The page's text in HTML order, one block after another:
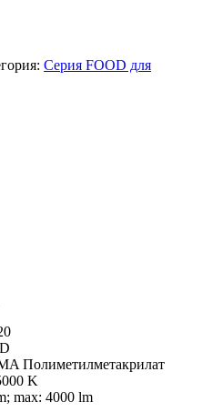
Серия FOOD для
Полиметилметакрилат
K
max: 4000 lm